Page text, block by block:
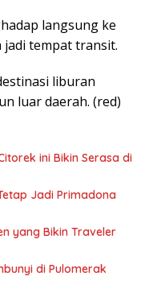
langsung ke
jadi tempat transit.
liburan
luar daerah. (red)
ini Bikin Serasa di
Jadi Primadona
yang Bikin Traveler
di Pulomerak